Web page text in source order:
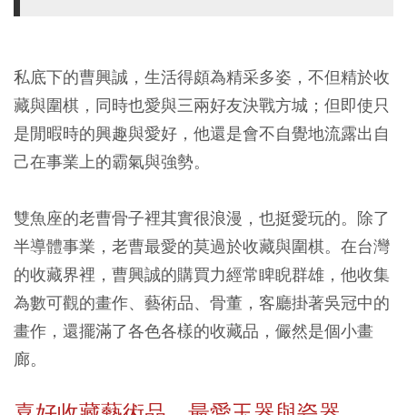
私底下的曹興誠，生活得頗為精采多姿，不但精於收
藏與圍棋，同時也愛與三兩好友決戰方城；但即使只
是閒暇時的興趣與愛好，他還是會不自覺地流露出自
己在事業上的霸氣與強勢。
雙魚座的老曹骨子裡其實很浪漫，也挺愛玩的。除了
半導體事業，老曹最愛的莫過於收藏與圍棋。在台灣
的收藏界裡，曹興誠的購買力經常睥睨群雄，他收集
為數可觀的畫作、藝術品、骨董，客廳掛著吳冠中的
畫作，還擺滿了各色各樣的收藏品，儼然是個小畫
廊。